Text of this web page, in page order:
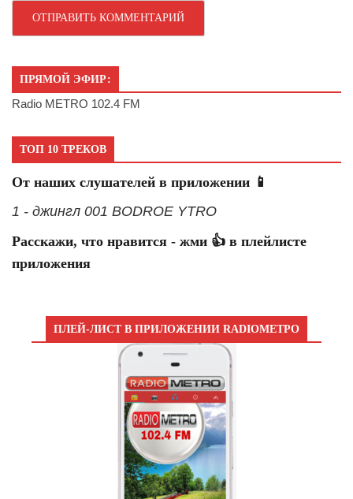
ПРЯМОЙ ЭФИР:
Radio METRO 102.4 FM
ТОП 10 ТРЕКОВ
От наших слушателей в приложении 📱
1 - джингл 001 BODROE YTRO
Расскажи, что нравится - жми 👍 в плейлисте
приложения
ПЛЕЙ-ЛИСТ В ПРИЛОЖЕНИИ RADIOМЕТРО